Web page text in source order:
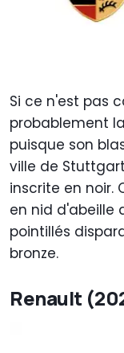
Si ce n'est pas
probablement
puisque son
ville de
inscrite en noir.
en nid d'abeille
pointillés
bronze.
Renault